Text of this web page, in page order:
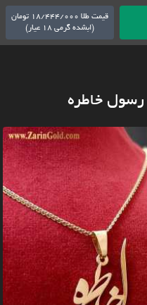
قیمت طلا 18/444/000 تومان
(ابشده گرمی 18 عیار)
رسول خاطره